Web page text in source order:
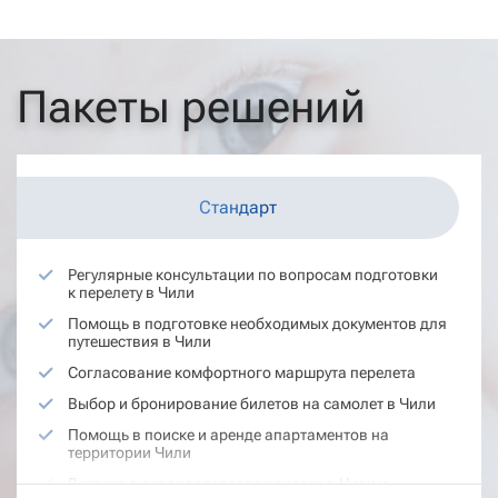
Пакеты решений
Стандарт
Регулярные консультации по вопросам подготовки
к перелету в Чили
Помощь в подготовке необходимых документов для
путешествия в Чили
Согласование комфортного маршрута перелета
Выбор и бронирование билетов на самолет в Чили
Помощь в поиске и аренде апартаментов на
территории Чили
Встреча в аэропорту после прилета в Чили и